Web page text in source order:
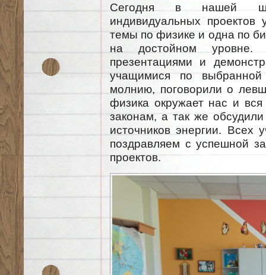
Сегодня в нашей
индивидуальных
темы по физике и одна по
на достойном уровне.
презентациями и
учащимися по
молнию, поговорили о
физика окружает нас и
законам, а так же
источников энергии. Всех
поздравляем с успешной
проектов.